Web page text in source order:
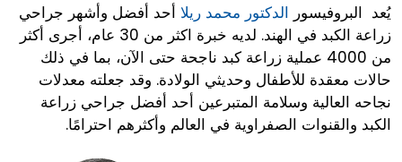
يُعد البروفيسور الدكتور محمد ريلا أحد أفضل وأشهر جراحي
زراعة الكبد في الهند. لديه خبرة اكثر من 30 عام، أجرى أكثر
من 4000 عملية زراعة كبد ناجحة حتى الآن، بما في ذلك
حالات معقدة للأطفال وحديثي الولادة. وقد جعلته معدلات
نجاحه العالية وسلامة المتبرعين أحد أفضل جراحي زراعة
الكبد والقنوات الصفراوية في العالم وأكثرهم احترامًا.